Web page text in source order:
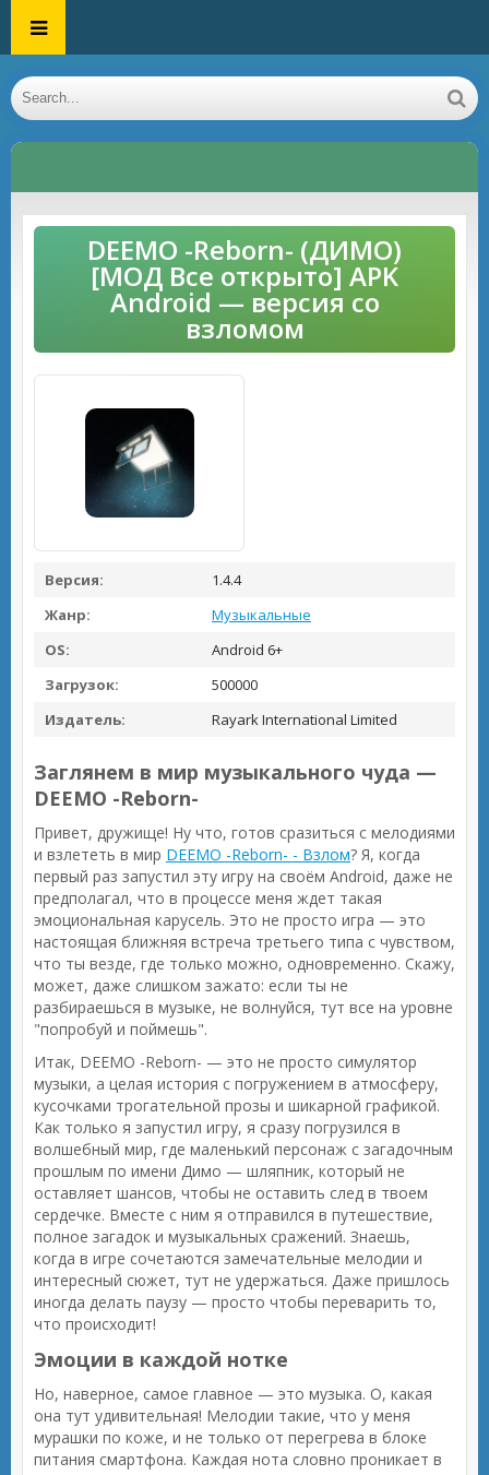
DEEMO -Reborn- (ДИМО)
[МОД Все открыто] APK
Android — версия со
взломом
Версия:
1.4.4
Жанр:
Музыкальные
OS:
Android 6+
Загрузок:
500000
Издатель:
Rayark International Limited
Заглянем в мир музыкального чуда —
DEEMO -Reborn-
Привет, дружище! Ну что, готов сразиться с мелодиями
и взлететь в мир DEEMO -Reborn- - Взлом? Я, когда
первый раз запустил эту игру на своём Android, даже не
предполагал, что в процессе меня ждет такая
эмоциональная карусель. Это не просто игра — это
настоящая ближняя встреча третьего типа с чувством,
что ты везде, где только можно, одновременно. Скажу,
может, даже слишком зажато: если ты не
разбираешься в музыке, не волнуйся, тут все на уровне
"попробуй и поймешь".
Итак, DEEMO -Reborn- — это не просто симулятор
музыки, а целая история с погружением в атмосферу,
кусочками трогательной прозы и шикарной графикой.
Как только я запустил игру, я сразу погрузился в
волшебный мир, где маленький персонаж с загадочным
прошлым по имени Димо — шляпник, который не
оставляет шансов, чтобы не оставить след в твоем
сердечке. Вместе с ним я отправился в путешествие,
полное загадок и музыкальных сражений. Знаешь,
когда в игре сочетаются замечательные мелодии и
интересный сюжет, тут не удержаться. Даже пришлось
иногда делать паузу — просто чтобы переварить то,
что происходит!
Эмоции в каждой нотке
Но, наверное, самое главное — это музыка. О, какая
она тут удивительная! Мелодии такие, что у меня
мурашки по коже, и не только от перегрева в блоке
питания смартфона. Каждая нота словно проникает в